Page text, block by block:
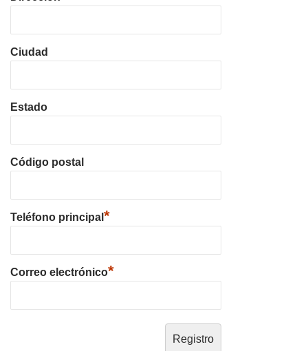
Ciudad
Estado
Código postal
Teléfono principal *
Correo electrónico*